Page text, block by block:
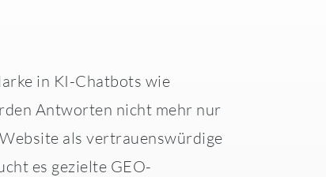
in KI-Chatbots wie
Antworten nicht mehr nur
als vertrauenswürdige
es gezielte GEO-